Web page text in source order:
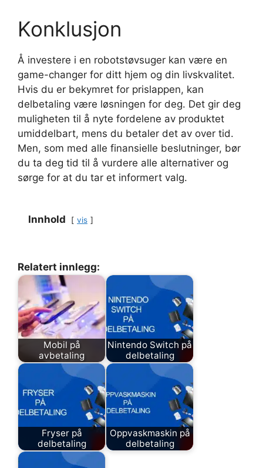
Konklusjon
Å investere i en robotstøvsuger kan være en
game-changer for ditt hjem og din livskvalitet.
Hvis du er bekymret for prislappen, kan
delbetaling være løsningen for deg. Det gir deg
muligheten til å nyte fordelene av produktet
umiddelbart, mens du betaler det av over tid.
Men, som med alle finansielle beslutninger, bør
du ta deg tid til å vurdere alle alternativer og
sørge for at du tar et informert valg.
Innhold vis
Relatert innlegg:
Mobil på
avbetaling
Nintendo Switch på
delbetaling
Fryser på
delbetaling
Oppvaskmaskin på
delbetaling